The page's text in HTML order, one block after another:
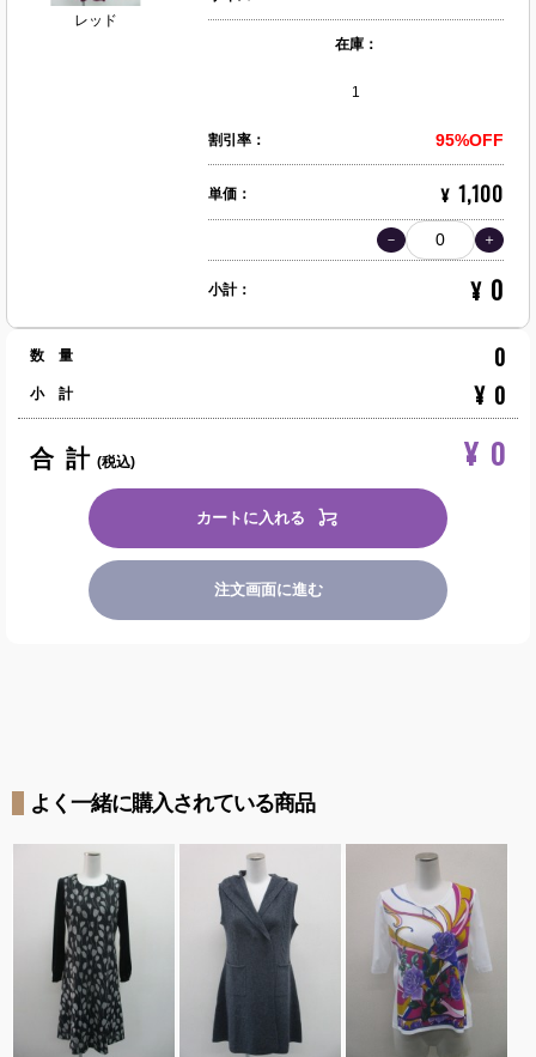
レッド
在庫：
1
割引率： 95%OFF
単価： ¥ 1,100
小計： ¥ 0
数 量 0
小 計 ¥ 0
合 計 (税込) ¥ 0
カートに入れる
注文画面に進む
よく一緒に購入されている商品